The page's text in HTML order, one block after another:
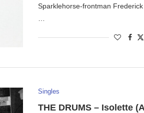
Sparklehorse-frontman
…
Singles
THE DRUMS – Isolette